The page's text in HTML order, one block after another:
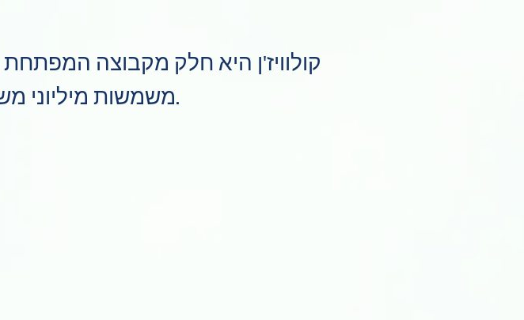
קולוויז'ן היא חלק מקבוצה
משמשות מיליוני משתמשים ברחבי העולם.